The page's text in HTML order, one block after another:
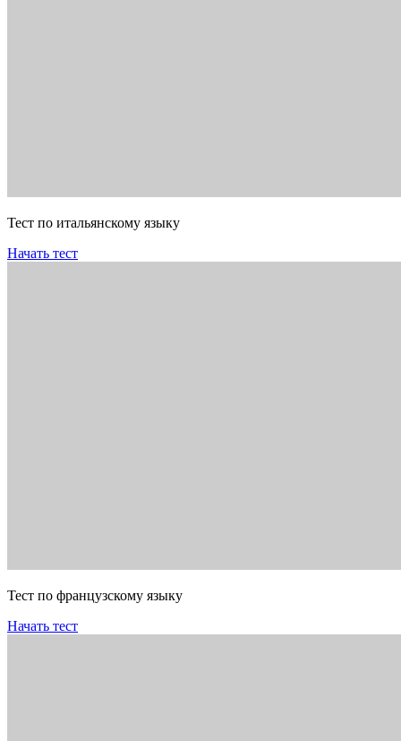
Тест по итальянскому языку
Начать тест
Тест по французскому языку
Начать тест